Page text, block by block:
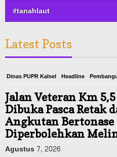
#tanahlaut
Latest Posts
Dinas PUPR Kalsel Headline
Jalan Veteran Km
Dibuka Pasca Retak
Angkutan Bertonase
Diperbolehkan
Agustus 7, 2026